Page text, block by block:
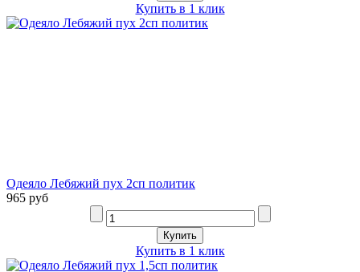
Купить в 1 клик
Одеяло Лебяжий пух 2сп политик
965 руб
Купить в 1 клик